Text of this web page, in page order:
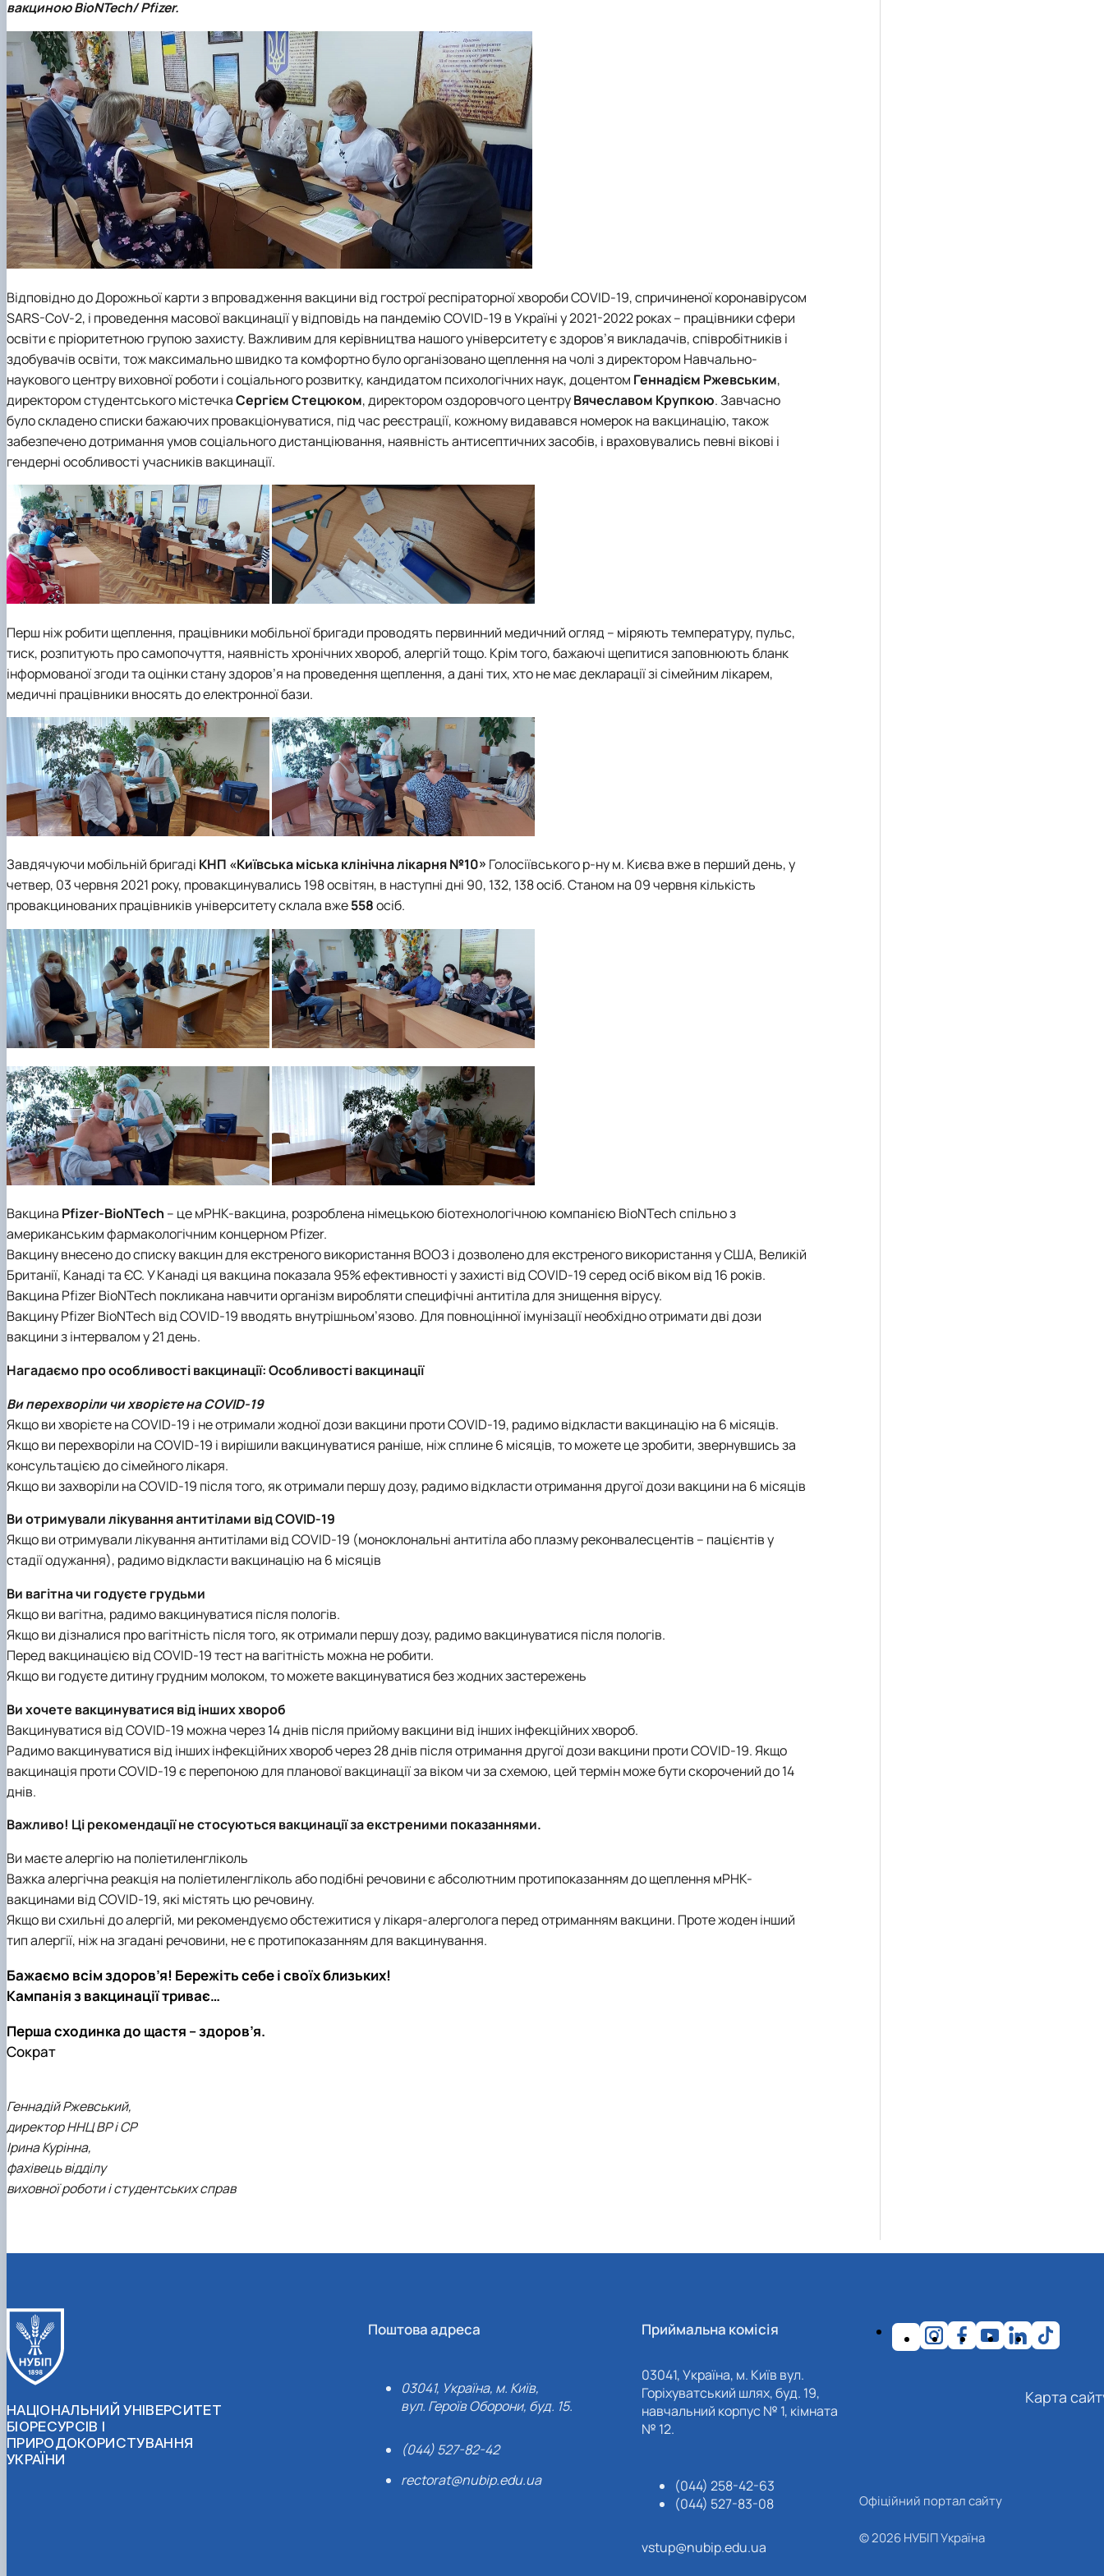
вакциною BioNTech/ Pfizer.
Відповідно до Дорожньої карти з впровадження вакцини від гострої респіраторної хвороби COVID-19, спричиненої коронавірусом
SARS-CoV-2, і проведення масової вакцинації у відповідь на пандемію COVID-19 в Україні у 2021-2022 роках – працівники сфери
освіти є пріоритетною групою захисту. Важливим для керівництва нашого університету є здоров’я викладачів, співробітників і
здобувачів освіти, тож максимально швидко та комфортно було організовано щеплення на чолі з директором Навчально-
наукового центру виховної роботи і соціального розвитку, кандидатом психологічних наук, доцентом Геннадієм Ржевським,
директором студентського містечкаСергієм Стецюком, директоромоздоровчого центруВячеславом Крупкою. Завчасно
було складено списки бажаючих провакціонуватися, під час реєстрації, кожному видавався номерок на вакцинацію, також
забезпечено дотримання умов соціального дистанціювання, наявність антисептичних засобів, і враховувались певні вікові і
гендерні особливості учасників вакцинації.
Перш ніж робити щеплення, працівники мобільної бригади проводять первинний медичний огляд – міряють температуру, пульс,
тиск, розпитують про самопочуття, наявність хронічних хвороб, алергій тощо. Крім того, бажаючі щепитися заповнюють бланк
інформованої згоди та оцінки стану здоров’я на проведення щеплення, а дані тих, хто не має декларації зі сімейним лікарем,
медичні працівники вносять до електронної бази.
Завдячуючи мобільній бригаді КНП «Київська міська клінічна лікарня №10» Голосіївського р-ну м. Києва вже в перший день, у
четвер, 03 червня 2021 року, провакцинувались 198 освітян, в наступні дні 90, 132, 138 осіб. Станом на 09 червня кількість
провакцинованих працівників університету склала вже558осіб.
Вакцина Pfizer-BioNTech – це мРНК-вакцина, розроблена німецькою біотехнологічною компанією BioNTech спільно з
американським фармакологічним концерном Pfizer.
Вакцину внесено до списку вакцин для екстреного використання ВООЗ і дозволено для екстреного використання у США, Великій
Британії, Канаді та ЄС. У Канаді ця вакцина показала 95% ефективності у захисті від COVID-19 серед осіб віком від 16 років.
Вакцина Pfizer BioNTech покликана навчити організм виробляти специфічні антитіла для знищення вірусу.
Вакцину Pfizer BioNTech від COVID-19 вводять внутрішньом’язово. Для повноцінної імунізації необхідно отримати дві дози
вакцини з інтервалом у 21 день.
Нагадаємо про особливості вакцинації: Особливості вакцинації
Ви перехворіли чи хворієте на COVID-19
Якщо ви хворієте на COVID-19 і не отримали жодної дози вакцини проти COVID-19, радимо відкласти вакцинацію на 6 місяців.
Якщо ви перехворіли на COVID-19 і вирішили вакцинуватися раніше, ніж сплине 6 місяців, то можете це зробити, звернувшись за
консультацією до сімейного лікаря.
Якщо ви захворіли на COVID-19 після того, як отримали першу дозу, радимо відкласти отримання другої дози вакцини на 6 місяців
Ви отримували лікування антитілами від COVID-19
Якщо ви отримували лікування антитілами від COVID-19 (моноклональні антитіла або плазму реконвалесцентів – пацієнтів у
стадії одужання), радимо відкласти вакцинацію на 6 місяців
Ви вагітна чи годуєте грудьми
Якщо ви вагітна, радимо вакцинуватися після пологів.
Якщо ви дізналися про вагітність після того, як отримали першу дозу, радимо вакцинуватися після пологів.
Перед вакцинацією від COVID-19 тест на вагітність можна не робити.
Якщо ви годуєте дитину грудним молоком, то можете вакцинуватися без жодних застережень
Ви хочете вакцинуватися від інших хвороб
Вакцинуватися від COVID-19 можна через 14 днів після прийому вакцини від інших інфекційних хвороб.
Радимо вакцинуватися від інших інфекційних хвороб через 28 днів після отримання другої дози вакцини проти COVID-19. Якщо
вакцинація проти COVID-19 є перепоною для планової вакцинації за віком чи за схемою, цей термін може бути скорочений до 14
днів.
Важливо! Ці рекомендації не стосуються вакцинації за екстреними показаннями.
Ви маєте алергію на поліетиленгліколь
Важка алергічна реакція на поліетиленгліколь або подібні речовини є абсолютним протипоказанням до щеплення мРНК-
вакцинами від COVID-19, які містять цю речовину.
Якщо ви схильні до алергій, ми рекомендуємо обстежитися у лікаря-алерголога перед отриманням вакцини. Проте жоден інший
тип алергії, ніж на згадані речовини, не є протипоказанням для вакцинування.
Бажаємо всім здоров’я! Бережіть себе і своїх близьких!
Кампанія з вакцинації триває…
Перша сходинка до щастя – здоров’я.
Сократ
Геннадій Ржевський,
директор ННЦ ВР і СР
Ірина Курінна,
фахівець відділу
виховної роботи і студентських справ
НАЦІОНАЛЬНИЙ УНІВЕРСИТЕТ
БІОРЕСУРСІВ І
ПРИРОДОКОРИСТУВАННЯ
УКРАЇНИ
Поштова адреса
03041, Україна, м. Київ,
вул. Героїв Оборони, буд. 15.
(044) 527-82-42
rectorat@nubip.edu.ua
Приймальна комісія
03041, Україна, м. Київ вул.
Горіхуватський шлях, буд. 19,
навчальний корпус № 1, кімната
№ 12.
(044) 258-42-63
(044) 527-83-08
vstup@nubip.edu.ua
Карта
Офіційний портал сайту
© 2026 НУБІП Україна